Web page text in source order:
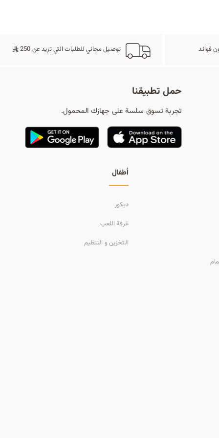
ح
ث فوائد توصيل مجاني للطلبات التي تزيد عن 250
حمل تطبيقنا
تجربة تسوق سلسة على جهازك المحمول.
أطفال
ديكور
غرفة اللعب
التخزين و التنظيم